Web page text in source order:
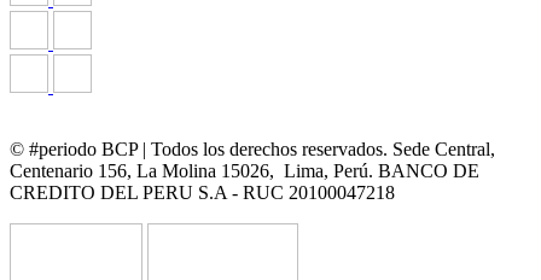
© #periodo BCP | Todos los derechos reservados. Sede Central,
Centenario 156, La Molina 15026, Lima, Perú. BANCO DE
CREDITO DEL PERU S.A - RUC 20100047218